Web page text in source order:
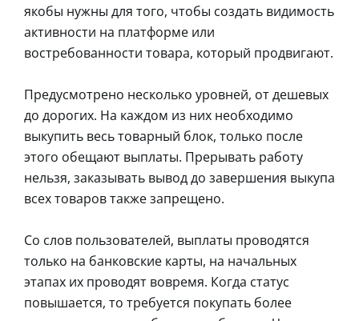
якобы нужны для того, чтобы создать видимость
активности на платформе или
востребованности товара, который продвигают.
Предусмотрено несколько уровней, от дешевых
до дорогих. На каждом из них необходимо
выкупить весь товарный блок, только после
этого обещают выплаты. Прерывать работу
нельзя, заказывать вывод до завершения выкупа
всех товаров также запрещено.
Со слов пользователей, выплаты проводятся
только на банковские карты, на начальных
этапах их проводят вовремя. Когда статус
повышается, то требуется покупать более